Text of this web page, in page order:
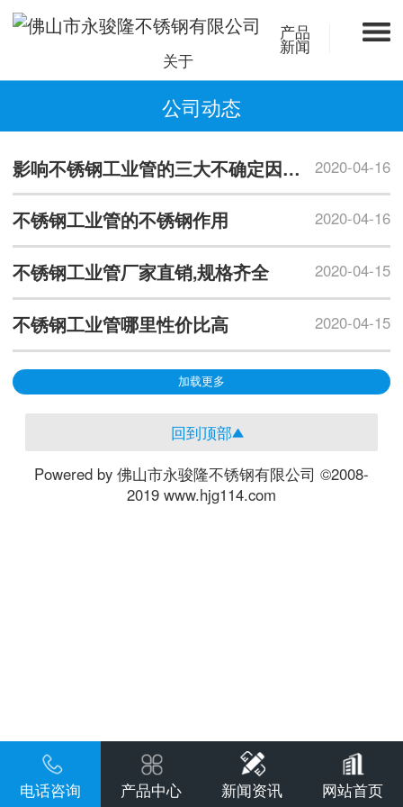
产品
新闻
关于
公司动态
2020-04-16
影响不锈钢工业管的三大不确定因素有哪些？
2020-04-16
不锈钢工业管的不锈钢作用
2020-04-15
不锈钢工业管厂家直销,规格齐全
2020-04-15
不锈钢工业管哪里性价比高
加载更多
回到顶部
Powered by 佛山市永骏隆不锈钢有限公司 ©2008-
2019 www.hjg114.com
电话咨询 产品中心 新闻资讯 网站首页